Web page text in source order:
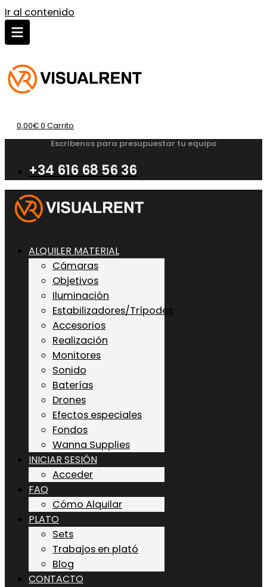
Ir al contenido
0,00€0 Carrito
Escribenos para presupuestar tu equipo
+34 616 68 56 36
ALQUILER MATERIAL
Cámaras
Objetivos
Iluminación
Estabilizadores/Trípodes
Accesorios
Realización
Monitores
Sonido
Baterías
Drones
Efectos especiales
Fondos
Wanna Supplies
INICIAR SESIÓN
Acceder
FAQ
Cómo Alquilar
PLATO
Sets
Trabajos en plató
Blog
CONTACTO